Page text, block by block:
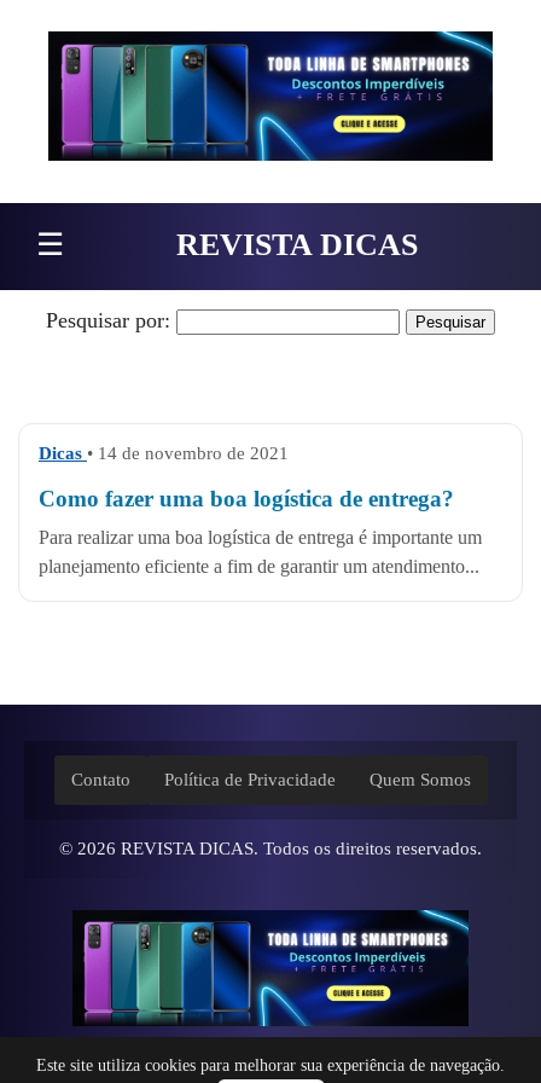
Pular para o conteúdo
☰ REVISTA DICAS
Pesquisar por:
Dicas • 14 de novembro de 2021
Como fazer uma boa logística de entrega?
Para realizar uma boa logística de entrega é importante um
planejamento eficiente a fim de garantir um atendimento...
Contato Política de Privacidade Quem Somos
© 2026 REVISTA DICAS. Todos os direitos reservados.
Este site utiliza cookies para melhorar sua experiência de navegação.